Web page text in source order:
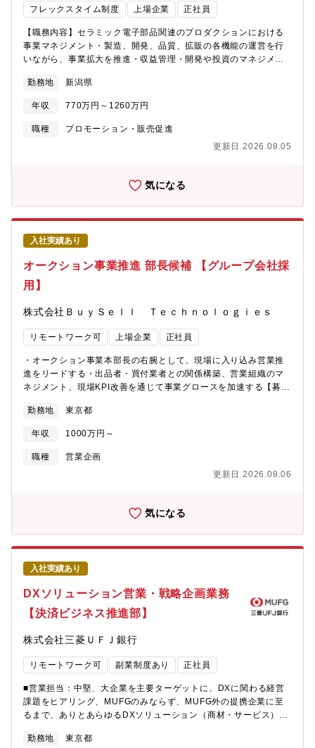
ィードバック管理、リレーション構築支援等を実施■グローバル連
携グローバルチームとの情報の共有、およびグローバルがリード
する活動の日本での実行、さらに日本発でのナレッジによる海外
でのビジネス拡大支援■担当アカウントご入社いただいた際には、
以下の業界のいずれかに所属する注力顧客を担当していただく予
ト＆メディア、情報通信・自動車、製造業、建設・エネルギー、
治体、公的機関・ヘルスケア・医薬ライフサイエンス・プライベ
ート・エクイティ・運輸、物流【Markets部門からのメッセージ】
としてさらなる成長をするために、社内連携促進による総合力強
バルレベルでの競争力UPが非常に重要となっています。動きの速
い業界に直に触れ、クライアントと経営課題をともに解いていく
手助けをすることにより、一緒に成長していければと思います。
【参考】各種インタビュー記事■IFSの中でのMarketsの位置づけ
https://www.concord-career.com/interview/pwc_j/page-
02/#link01■MarketsのPwC Japanの戦略上の位置づけ・役割
https://www.isssc.com/special/interview/biz/3926■クライアン
トドライバーに求められるもの・やりがい
https://www.kandc.com/interview/consulting/3920/
フレックスタイム制度 上場企業 正社員
【職務内容】セラミック電子部品関連のプロダクションにおける
事業マネジメント・製造、開発、品質、拡販の各機能の運営を行
いながら、事業拡大を推進・収益管理・開発や投資のマネジメン
【この仕事の面白さ・魅力】当社のセラミック電子部品は、長年
培ってきたセラミック技術を生かし、車載・医療・航空宇宙・イ
ンフラ事業など信頼性が必要とされる様々なエレクトロニクスの
分野で使用されています。目標に向かいそれぞれのセクションと
勤務地 新潟県
年収 770万円～1260万円
職種
プロモーション・販売促進
更新日 2026.08.05
気になる
入社実績あり
オークション事業推進 部長候補 【グループ会社採
用】
株式会社ＢｕｙＳｅｌｌ Ｔｅｃｈｎｏｌｏｇｉｅｓ
リモートワーク可 上場企業 正社員
・オークション事業本部長の右腕として、現場に入り込み営業推
進をリードする・出品者・買付業者との関係構築、営業組織のマ
ネジメント、現場KPI改善を通じて事業グロースを加速する【募集
ヤーの一つとして、独自の販路と専門性の高い鑑定力を強みに事
業を展開してきました。バイセルグループにジョインして以降、
グループ間連携を活かした事業拡大フェーズに入っており、なか
でも「オークション事業」は、グループ全体の流通網と価値最大
市場が拡大を続ける一方で、オークション事業のグロースは、机
関係構築、現場オペレーションの改善、営業メンバーへの伴走と
いった "現場を動かす力" が、GMV・参加者数・取扱高といった
KPIを非連続に伸ばす鍵になります。今回募集するのは、オークシ
ョン事業本部の事業推進部長候補として、事業本部長の右腕的に
現場に入り込み、営業推進をリードいただく方です。事業本部長
と戦略を描き、営業メンバーと共に現場に立ち、出品者・買付業
者の声を拾い、KPIを動かし切る "実行のリーダー" を求めていま
す。将来的には、事業推進部長 → オークション事業本部長 → タ
イムレス社役員と、経営を担うキャリアパスを想定しています。
買付業者・営業メンバー・オペレーションの実態を把握、優先KPI
と推進テーマを特定6ヶ月後：営業推進プランに基づき、出品者開
拓／買付業者活性化／営業組織強化など主要施策をリードし、KPI
連続な改善を実現し、事業推進部長として営業組織を統括【職務
内容】・オークション事業本部の営業推進戦略の立案と、現場で
の実行主導・出品者（法人／個人）開拓・関係強化、顧客へのフ
ロント対応・買付業者ネットワークの拡大・活性化、参加事業者
勤務地 東京都
年収 1000万円～
職種
営業企画
更新日 2026.08.06
気になる
入社実績あり
DXソリューション営業・戦略企画業務
【決済ビジネス推進部】
株式会社三菱ＵＦＪ銀行
リモートワーク可 副業制度あり 正社員
■営業担当：中堅、大企業を主要ターゲットに、DXに関わる経営
課題をヒアリング、MUFGのみならず、MUFG外の提携企業に至
るまで、ありとあらゆるDXソリューション（商材・サービス）を
ト業務を担当いただきます。■戦略企画担当：社内の営業人員
勤務地 東京都